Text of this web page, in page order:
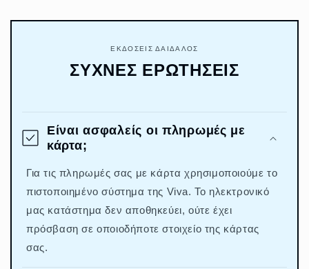
ΕΚΔΟΣΕΙΣ ΔΑΙΔΑΛΟΣ
ΣΥΧΝΕΣ ΕΡΩΤΗΣΕΙΣ
Είναι ασφαλείς οι πληρωμές με
κάρτα;
Για τις πληρωμές σας με κάρτα χρησιμοποιούμε το
πιστοποιημένο σύστημα της Viva. Το ηλεκτρονικό
μας κατάστημα δεν αποθηκεύει, ούτε έχει
πρόσβαση σε οποιοδήποτε στοιχείο της κάρτας
σας.